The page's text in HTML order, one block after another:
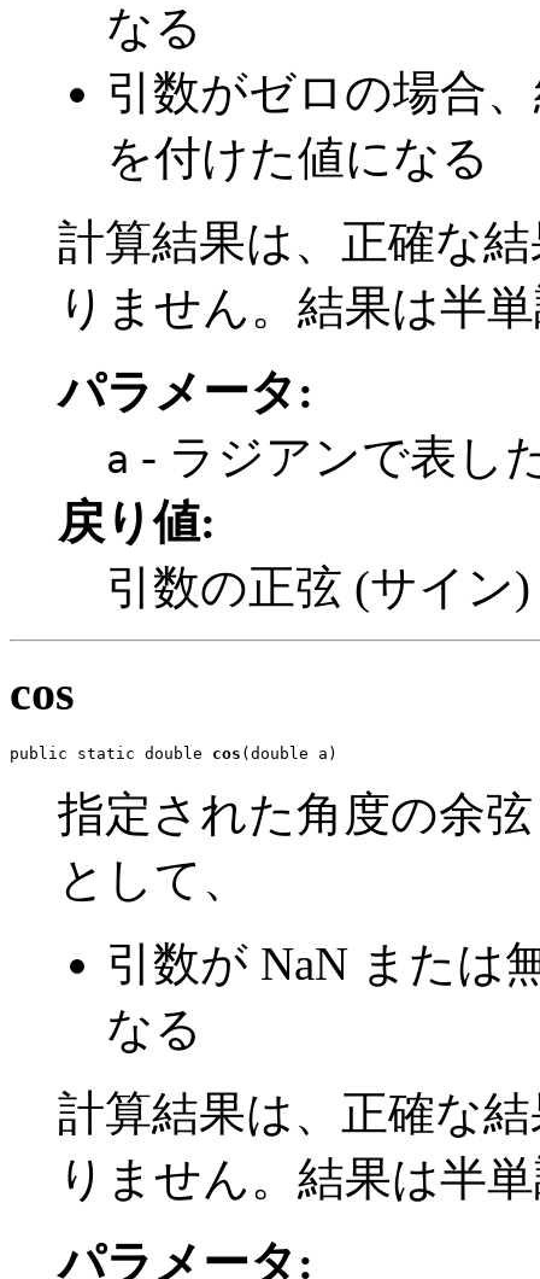
なる
引数がゼロの場合
を付けた値になる
計算結果は、正確な
りません。結果は半
パラメータ:
a - ラジアンで表し
戻り値:
引数の正弦 (サイン)
cos
public static double cos (double a)
指定された角度の余
として、
引数が NaN または
なる
計算結果は、正確な
りません。結果は半
パラメータ: